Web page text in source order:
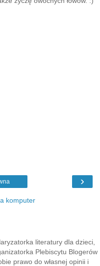
›
komputer
literatury dla dzieci,
Plebiscytu Blogerów
prawo do własnej opinii i